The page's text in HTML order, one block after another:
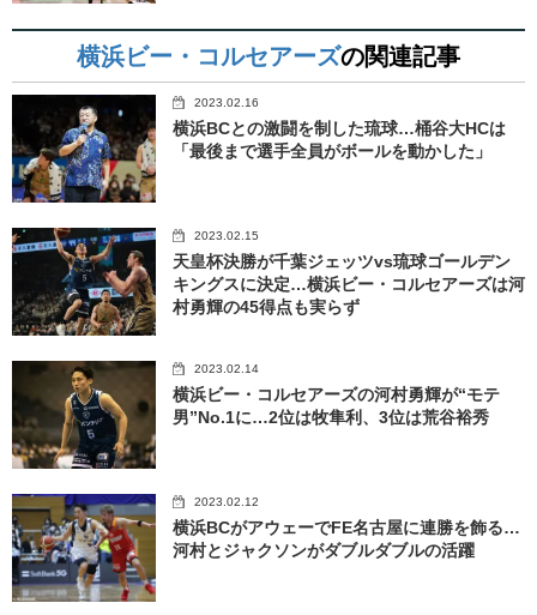
横浜ビー・コルセアーズの関連記事
2023.02.16
横浜BCとの激闘を制した琉球…桶谷大HCは
「最後まで選手全員がボールを動かした」
2023.02.15
天皇杯決勝が千葉ジェッツvs琉球ゴールデン
キングスに決定…横浜ビー・コルセアーズは河
村勇輝の45得点も実らず
2023.02.14
横浜ビー・コルセアーズの河村勇輝が“モテ
男”No.1に…2位は牧隼利、3位は荒谷裕秀
2023.02.12
横浜BCがアウェーでFE名古屋に連勝を飾る…
河村とジャクソンがダブルダブルの活躍